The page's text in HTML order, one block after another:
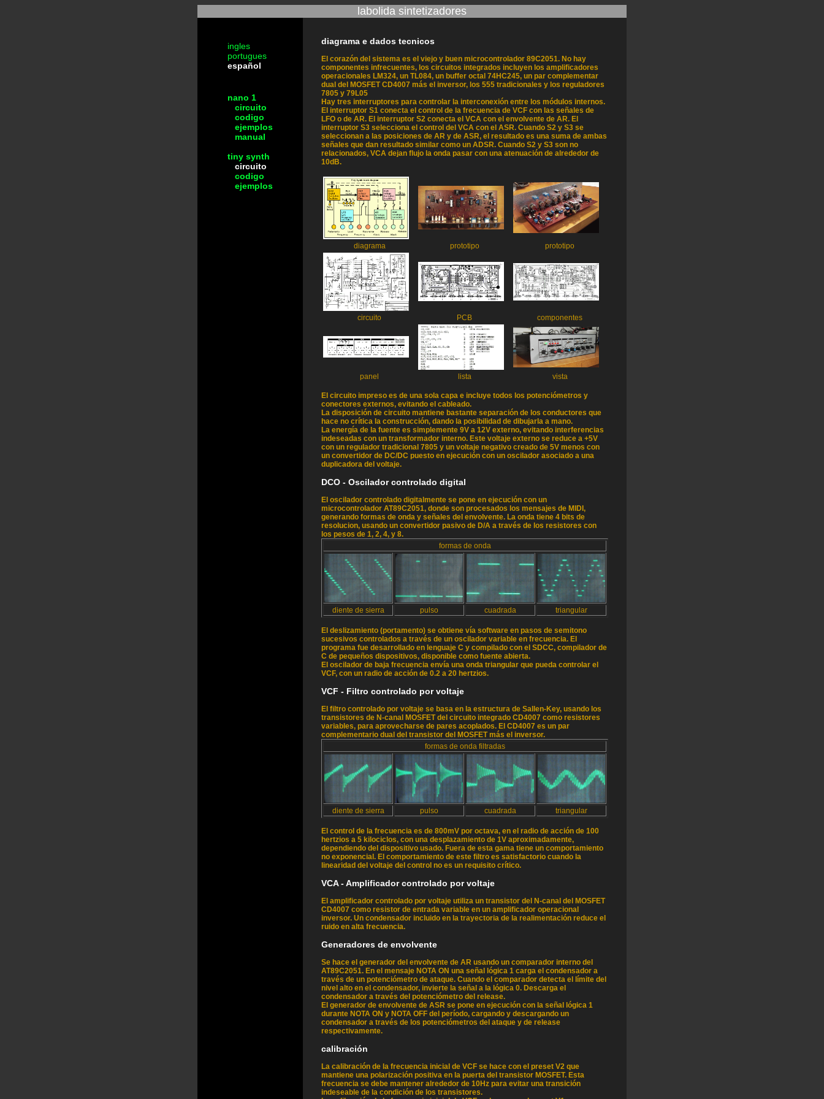
labolida sintetizadores
ingles
portugues
español
nano 1
circuito
codigo
ejemplos
manual
tiny synth
circuito
codigo
ejemplos
diagrama e dados tecnicos
El corazón del sistema es el viejo y buen microcontrolador 89C2051. No hay
componentes infrecuentes, los circuitos integrados incluyen los amplificadores
operacionales LM324, un TL084, un buffer octal 74HC245, un par complementar
dual del MOSFET CD4007 más el inversor, los 555 tradicionales y los reguladores
7805 y 79L05
Hay tres interruptores para controlar la interconexión entre los módulos internos.
El interruptor S1 conecta el control de la frecuencia de VCF con las señales de
LFO o de AR. El interruptor S2 conecta el VCA con el envolvente de AR. El
interruptor S3 selecciona el control del VCA con el ASR. Cuando S2 y S3 se
seleccionan a las posiciones de AR y de ASR, el resultado es una suma de ambas
señales que dan resultado similar como un ADSR. Cuando S2 y S3 son no
relacionados, VCA dejan flujo la onda pasar con una atenuación de alrededor de
10dB.
diagrama prototipo prototipo
circuito PCB componentes
panel lista vista
El circuito impreso es de una sola capa e incluye todos los potenciómetros y
conectores externos, evitando el cableado.
La disposición de circuito mantiene bastante separación de los conductores que
hace no crítica la construcción, dando la posibilidad de dibujarla a mano.
La energía de la fuente es simplemente 9V a 12V externo, evitando interferencias
indeseadas con un transformador interno. Este voltaje externo se reduce a +5V
con un regulador tradicional 7805 y un voltaje negativo creado de 5V menos con
un convertidor de DC/DC puesto en ejecución con un oscilador asociado a una
duplicadora del voltaje.
DCO - Oscilador controlado digital
El oscilador controlado digitalmente se pone en ejecución con un
microcontrolador AT89C2051, donde son procesados los mensajes de MIDI,
generando formas de onda y señales del envolvente. La onda tiene 4 bits de
resolucion, usando un convertidor pasivo de D/A a través de los resistores con
los pesos de 1, 2, 4, y 8.
formas de onda
diente de sierra pulso cuadrada triangular
El deslizamiento (portamento) se obtiene vía software en pasos de semitono
sucesivos controlados a través de un oscilador variable en frecuencia. El
programa fue desarrollado en lenguaje C y compilado con el SDCC, compilador de
C de pequeños dispositivos, disponible como fuente abierta.
El oscilador de baja frecuencia envía una onda triangular que pueda controlar el
VCF, con un radio de acción de 0.2 a 20 hertzios.
VCF - Filtro controlado por voltaje
El filtro controlado por voltaje se basa en la estructura de Sallen-Key, usando los
transistores de N-canal MOSFET del circuito integrado CD4007 como resistores
variables, para aprovecharse de pares acoplados. El CD4007 es un par
complementario dual del transistor del MOSFET más el inversor.
formas de onda filtradas
diente de sierra pulso cuadrada triangular
El control de la frecuencia es de 800mV por octava, en el radio de acción de 100
hertzios a 5 kilociclos, con una desplazamiento de 1V aproximadamente,
dependiendo del dispositivo usado. Fuera de esta gama tiene un comportamiento
no exponencial. El comportamiento de este filtro es satisfactorio cuando la
linearidad del voltaje del control no es un requisito crítico.
VCA - Amplificador controlado por voltaje
El amplificador controlado por voltaje utiliza un transistor del N-canal del MOSFET
CD4007 como resistor de entrada variable en un amplificador operacional
inversor. Un condensador incluido en la trayectoria de la realimentación reduce el
ruido en alta frecuencia.
Generadores de envolvente
Se hace el generador del envolvente de AR usando un comparador interno del
AT89C2051. En el mensaje NOTA ON una señal lógica 1 carga el condensador a
través de un potenciómetro de ataque. Cuando el comparador detecta el límite del
nivel alto en el condensador, invierte la señal a la lógica 0. Descarga el
condensador a través del potenciómetro del release.
El generador de envolvente de ASR se pone en ejecución con la señal lógica 1
durante NOTA ON y NOTA OFF del período, cargando y descargando un
condensador a través de los potenciómetros del ataque y de release
respectivamente.
calibración
La calibración de la frecuencia inicial de VCF se hace con el preset V2 que
mantiene una polarización positiva en la puerta del transistor MOSFET. Esta
frecuencia se debe mantener alrededor de 10Hz para evitar una transición
indeseable de la condición de los transistores.